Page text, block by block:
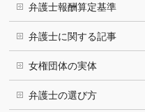
弁護士報酬算定基準
弁護士に関する記事
女権団体の実体
弁護士の選び方